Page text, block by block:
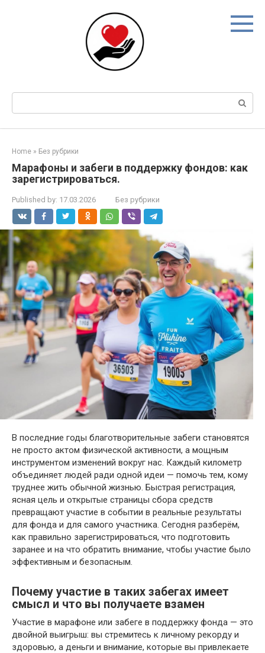
Search:
Home » Без рубрики
Марафоны и забеги в поддержку фондов: как
зарегистрироваться.
Published by: 17.03.2026 Без рубрики
В последние годы благотворительные забеги становятся
не просто актом физической активности, а мощным
инструментом изменений вокруг нас. Каждый километр
объединяет людей ради одной идеи — помочь тем, кому
труднее жить обычной жизнью. Быстрая регистрация,
ясная цель и открытые страницы сбора средств
превращают участие в событии в реальные результаты
для фонда и для самого участника. Сегодня разберём,
как правильно зарегистрироваться, что подготовить
заранее и на что обратить внимание, чтобы участие было
эффективным и безопасным.
Почему участие в таких забегах имеет
смысл и что вы получаете взамен
Участие в марафоне или забеге в поддержку фонда — это
двойной выигрыш: вы стремитесь к личному рекорду и
здоровью, а деньги и внимание, которые вы привлекаете